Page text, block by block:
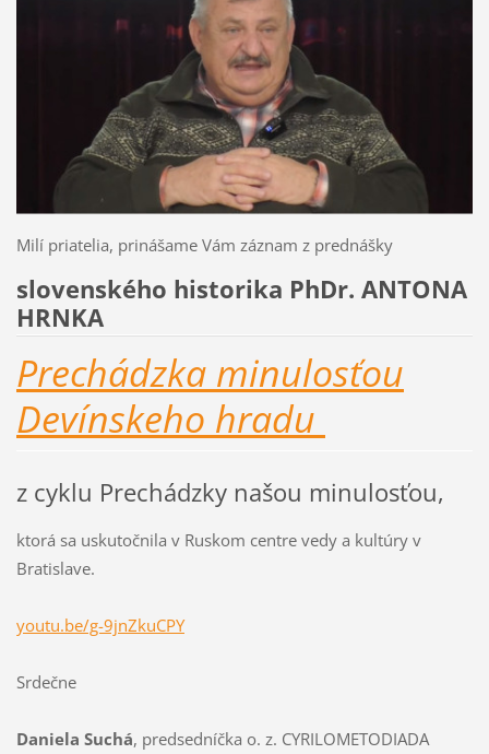
Milí priatelia, prinášame Vám záznam z prednášky
slovenského historika PhDr. ANTONA
HRNKA
Prechádzka minulosťou
Devínskeho hradu
z cyklu Prechádzky našou minulosťou,
ktorá sa uskutočnila v Ruskom centre vedy a kultúry v
Bratislave.
youtu.be/g-9jnZkuCPY
Srdečne
Daniela Suchá, predsedníčka o. z. CYRILOMETODIADA